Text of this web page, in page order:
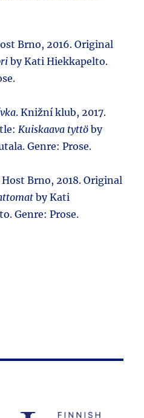
Brno, 2016. Original
by Kati Hiekkapelto.
. Knižní klub, 2017.
Kuiskaava tyttö by
Genre: Prose.
Host Brno, 2018. Original
by Kati
Genre: Prose.